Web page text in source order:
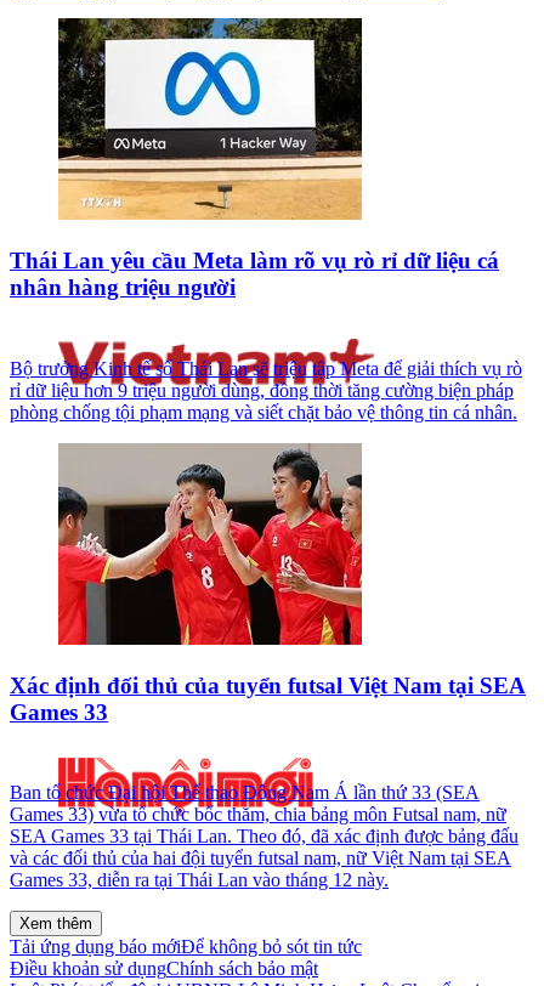
Thái Lan yêu cầu Meta làm rõ vụ rò rỉ dữ liệu cá
nhân hàng triệu người
Bộ trưởng Kinh tế số Thái Lan sẽ triệu tập Meta để giải thích vụ rò
rỉ dữ liệu hơn 9 triệu người dùng, đồng thời tăng cường biện pháp
phòng chống tội phạm mạng và siết chặt bảo vệ thông tin cá nhân.
Xác định đối thủ của tuyển futsal Việt Nam tại SEA
Games 33
Ban tổ chức Đại hội Thể thao Đông Nam Á lần thứ 33 (SEA
Games 33) vừa tổ chức bốc thăm, chia bảng môn Futsal nam, nữ
SEA Games 33 tại Thái Lan. Theo đó, đã xác định được bảng đấu
và các đối thủ của hai đội tuyển futsal nam, nữ Việt Nam tại SEA
Games 33, diễn ra tại Thái Lan vào tháng 12 này.
Xem thêm
Tải ứng dụng báo mớiĐể không bỏ sót tin tức
Điều khoản sử dụngChính sách bảo mật